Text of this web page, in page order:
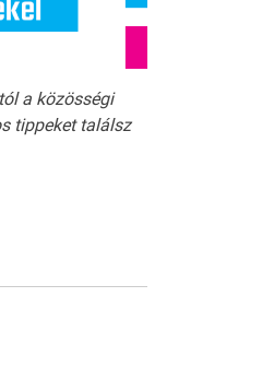
a közösségi
tippeket találsz